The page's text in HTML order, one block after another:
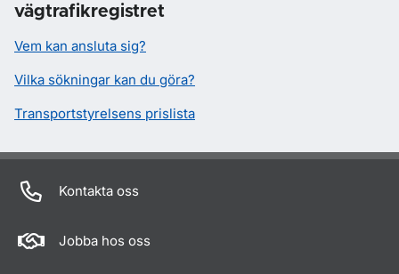
vägtrafikregistret
Vem kan ansluta sig?
Vilka sökningar kan du göra?
Transportstyrelsens prislista
Kontakta oss
Jobba hos oss